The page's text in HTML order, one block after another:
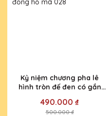
Kỷ niệm chương pha lê
hình tròn đế đen có gắn
490.000 ₫
500.000 ₫